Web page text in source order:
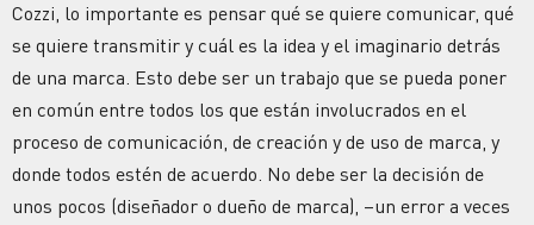
Cozzi, lo importante es pensar qué se quiere comunicar, qué
se quiere transmitir y cuál es la idea y el imaginario detrás
de una marca. Esto debe ser un trabajo que se pueda poner
en común entre todos los que están involucrados en el
proceso de comunicación, de creación y de uso de marca, y
donde todos estén de acuerdo. No debe ser la decisión de
unos pocos (diseñador o dueño de marca), –un error a veces